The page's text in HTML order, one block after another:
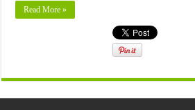
Read More »